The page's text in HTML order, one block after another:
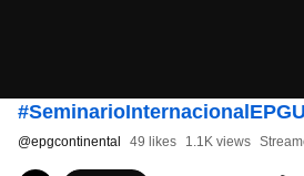
@epgcontinental 49 likes 1.1K views